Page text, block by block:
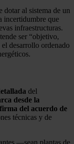
dotar al sistema de un
incertidumbre que
infraestructuras.
ser “objetivo,
desarrollo ordenado
del
desde la
del acuerdo de
técnicas y de